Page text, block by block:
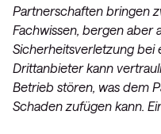
Partnerschaften bringen
Fachwissen, bergen aber
Sicherheitsverletzung
Drittanbieter kann
Betrieb stören, was dem
Schaden zufügen kann.